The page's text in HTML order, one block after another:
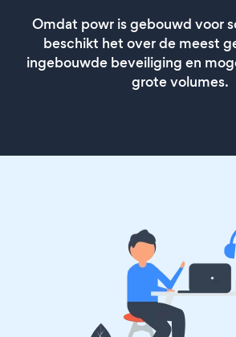
Omdat powr is gebouwd voor
beschikt het over de meest
ingebouwde beveiliging en
grote volumes.